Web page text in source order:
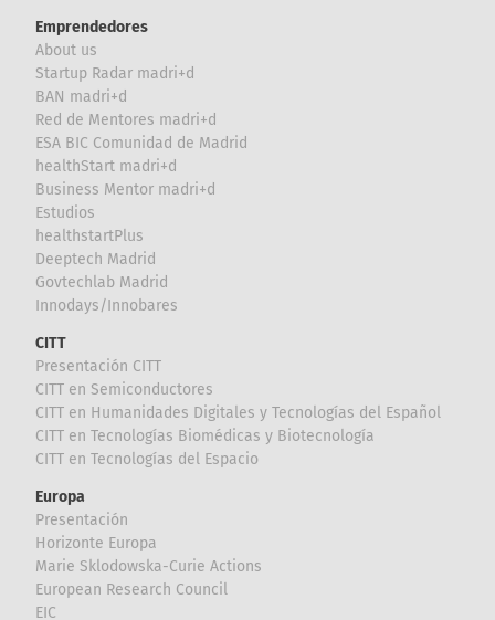
Emprendedores
About us
Startup Radar madri+d
BAN madri+d
Red de Mentores madri+d
ESA BIC Comunidad de Madrid
healthStart madri+d
Business Mentor madri+d
Estudios
healthstartPlus
Deeptech Madrid
Govtechlab Madrid
Innodays/Innobares
CITT
Presentación CITT
CITT en Semiconductores
CITT en Humanidades Digitales y Tecnologías del Español
CITT en Tecnologías Biomédicas y Biotecnología
CITT en Tecnologías del Espacio
Europa
Presentación
Horizonte Europa
Marie Sklodowska-Curie Actions
European Research Council
EIC